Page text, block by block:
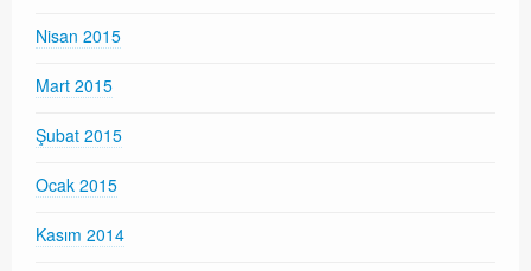
Nisan 2015
Mart 2015
Şubat 2015
Ocak 2015
Kasım 2014